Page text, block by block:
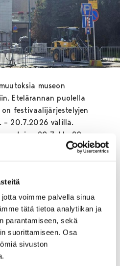
voimme palvella sinua
tätä tietoa analytiikan ja
parantamiseen, sekä
suorittamiseen. Osa
sivuston
museon
Etelärannan puolella
festivaalijärjestelyjen
– 20.7.2026 välillä.
20.7. klo 20
LE-parkkipaikka löytyy
Parkkipaikka on
ja kadulta pääsee
ja sitä kautta museon
vaikuttaa myös
Alue on